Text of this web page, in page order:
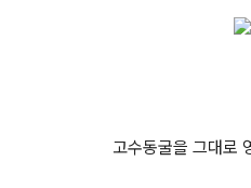
고수동굴을 그대로